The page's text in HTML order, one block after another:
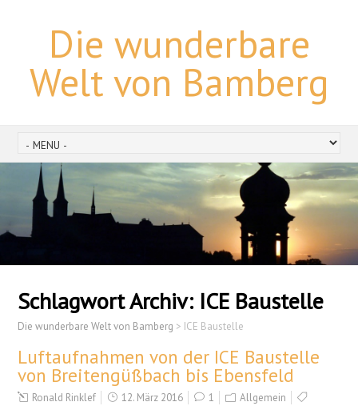
Die wunderbare
Welt von Bamberg
Schlagwort Archiv: ICE Baustelle
Die wunderbare Welt von Bamberg > ICE Baustelle
Luftaufnahmen von der ICE Baustelle
von Breitengüßbach bis Ebensfeld
Ronald Rinklef 12. März 2016 1
Allgemein